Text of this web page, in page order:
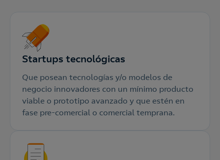
Startups tecnológicas
Que posean tecnologías y/o modelos de
negocio innovadores con un mínimo producto
viable o prototipo avanzado y que estén en
fase pre-comercial o comercial temprana.